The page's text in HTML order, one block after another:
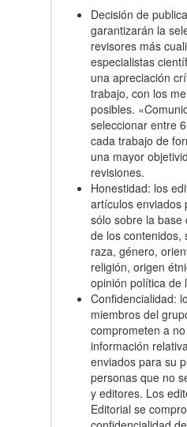
Decisión de
garantizarán la
revisores más
especialistas
una apreciación
trabajo, con los
posibles.
seleccionar entre
cada trabajo de
una mayor
revisiones.
Honestidad: los
artículos enviados
sólo sobre la base
de los contenidos,
raza, género,
religión, origen
opinión política de
Confidencialidad:
miembros del
comprometen a
información
enviados para su
personas que no
y editores. Los
Editorial se